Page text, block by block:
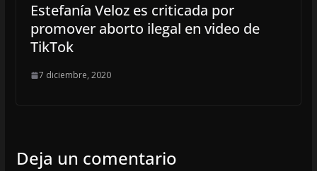
Estefanía Veloz es criticada por
promover aborto ilegal en video de
TikTok
7 diciembre, 2020
Deja un comentario